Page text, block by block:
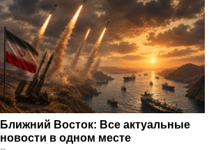
Ближний Восток: Все актуальные
новости в одном месте